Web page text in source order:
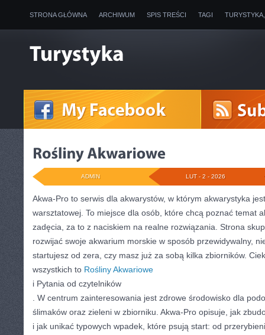
STRONA GŁÓWNA ARCHIWUM SPIS TREŚCI TAGI
LUT - 2 - 2026
ADMIN
Akwa-Pro to serwis dla akwarystów, w którym akwarystyka
warsztatowej. To miejsce dla osób, które chcą poznać temat
zadęcia, za to z naciskiem na realne rozwiązania. Strona
rozwijać swoje akwarium morskie w sposób przewidywalny,
startujesz od zera, czy masz już za sobą kilka zbiorników.
wszystkich to Rośliny Akwariowe
i Pytania od czytelników
. W centrum zainteresowania jest zdrowe środowisko dla
ślimaków oraz zieleni w zbiorniku. Akwa-Pro opisuje, jak
i jak unikać typowych wpadek, które psują start: od